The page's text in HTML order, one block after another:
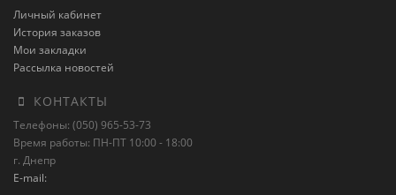
Личный кабинет
История заказов
Мои закладки
Рассылка новостей
КОНТАКТЫ
Телефоны: (050) 965-53-73
Время работы: ПН-ПТ 10:00 - 18:00
г. Днепр
E-mail: